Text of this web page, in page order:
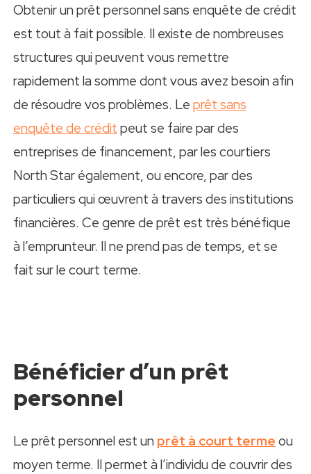
Obtenir un prêt personnel sans enquête de crédit
est tout à fait possible. Il existe de nombreuses
structures qui peuvent vous remettre
rapidement la somme dont vous avez besoin afin
de résoudre vos problèmes. Le prêt sans
enquête de crédit peut se faire par des
entreprises de financement, par les courtiers
North Star également, ou encore, par des
particuliers qui œuvrent à travers des institutions
financières. Ce genre de prêt est très bénéfique
à l’emprunteur. Il ne prend pas de temps, et se
fait sur le court terme.
Bénéficier d’un prêt
personnel
Le prêt personnel est un prêt à court terme ou
moyen terme. Il permet à l’individu de couvrir des